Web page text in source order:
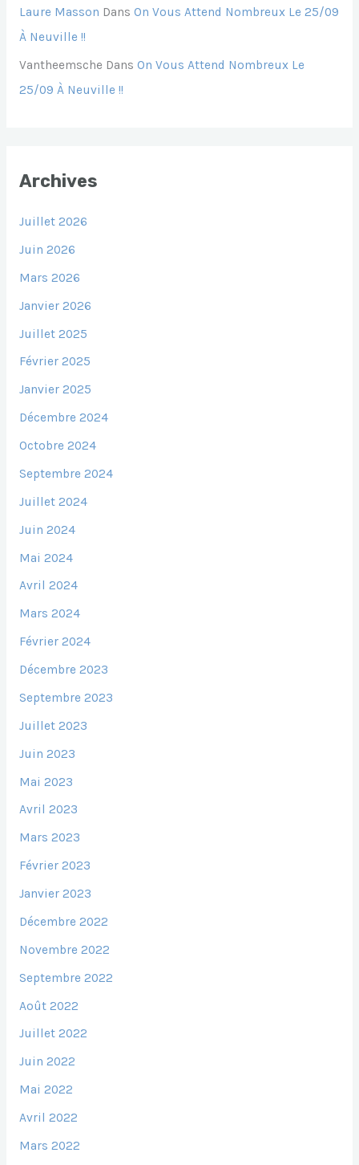
Laure Masson Dans On Vous Attend Nombreux Le 25/09
À Neuville !!
Vantheemsche Dans On Vous Attend Nombreux Le
25/09 À Neuville !!
Archives
Juillet 2026
Juin 2026
Mars 2026
Janvier 2026
Juillet 2025
Février 2025
Janvier 2025
Décembre 2024
Octobre 2024
Septembre 2024
Juillet 2024
Juin 2024
Mai 2024
Avril 2024
Mars 2024
Février 2024
Décembre 2023
Septembre 2023
Juillet 2023
Juin 2023
Mai 2023
Avril 2023
Mars 2023
Février 2023
Janvier 2023
Décembre 2022
Novembre 2022
Septembre 2022
Août 2022
Juillet 2022
Juin 2022
Mai 2022
Avril 2022
Mars 2022